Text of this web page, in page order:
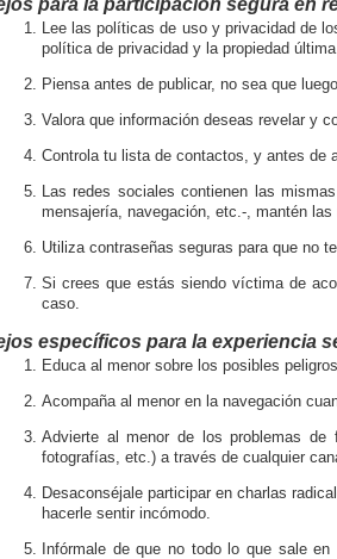
para la participación segura en
Lee las políticas de uso y privacidad de
política de privacidad y la propiedad
Piensa antes de publicar, no sea que
Valora que información deseas revelar y
Controla tu lista de contactos, y antes de
Las redes sociales contienen las
mensajería, navegación, etc.-, mantén
Utiliza contraseñas seguras para que no
Si crees que estás siendo víctima de
caso.
específicos para la experiencia
Educa al menor sobre los posibles
Acompaña al menor en la navegación
Advierte al menor de los problemas de
fotografías, etc.) a través de cualquier
Desaconséjale participar en charlas
hacerle sentir incómodo.
Infórmale de que no todo lo que sale